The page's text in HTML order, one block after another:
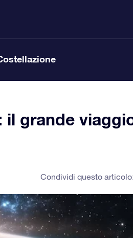
grande
Condividi questo articolo: